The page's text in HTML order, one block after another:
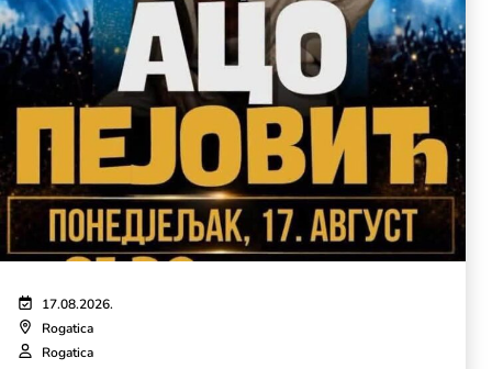
17.08.2026.
Rogatica
Rogatica